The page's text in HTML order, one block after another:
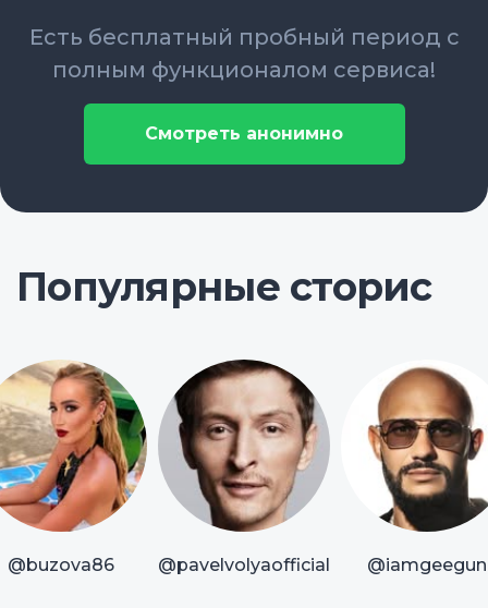
Есть бесплатный пробный период с
полным функционалом сервиса!
Смотреть анонимно
Популярные сторис
@buzova86 @pavelvolyaofficial @iamgeegun